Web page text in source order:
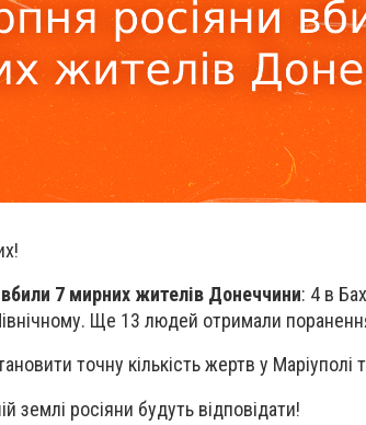
вбили 7 мирних жителів Донеччини: 4 в
Ще 13 людей отримали
точну кількість жертв у Маріуполі
землі росіяни будуть відповідати!